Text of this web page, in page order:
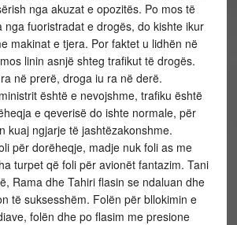
nga akuzat e opozitës. Po mos të
nga fuoristradat e drogës, do kishte ikur
makinat e tjera. Por faktet u lidhën në
linin asnjë shteg trafikut të drogës.
në prerë, droga iu ra në derë.
është e nevojshme, trafiku është
e qeverisë do ishte normale, për
kuaj ngjarje të jashtëzakonshme.
për dorëheqje, madje nuk foli as me
turpet që foli për avionët fantazim. Tani
Rama dhe Tahiri flasin se ndaluan dhe
të suksesshëm. Folën për bllokimin e
folën dhe po flasim me presione